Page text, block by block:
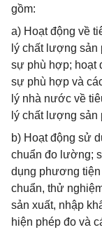
gồm:
a) Hoạt động về
lý chất lượng sản
sự phù hợp; hoạt
sự phù hợp và
lý nhà nước về
lý chất lượng sản
b) Hoạt động sử
chuẩn đo lường;
dụng phương
chuẩn, thử
sản xuất, nhập
hiện phép đo và